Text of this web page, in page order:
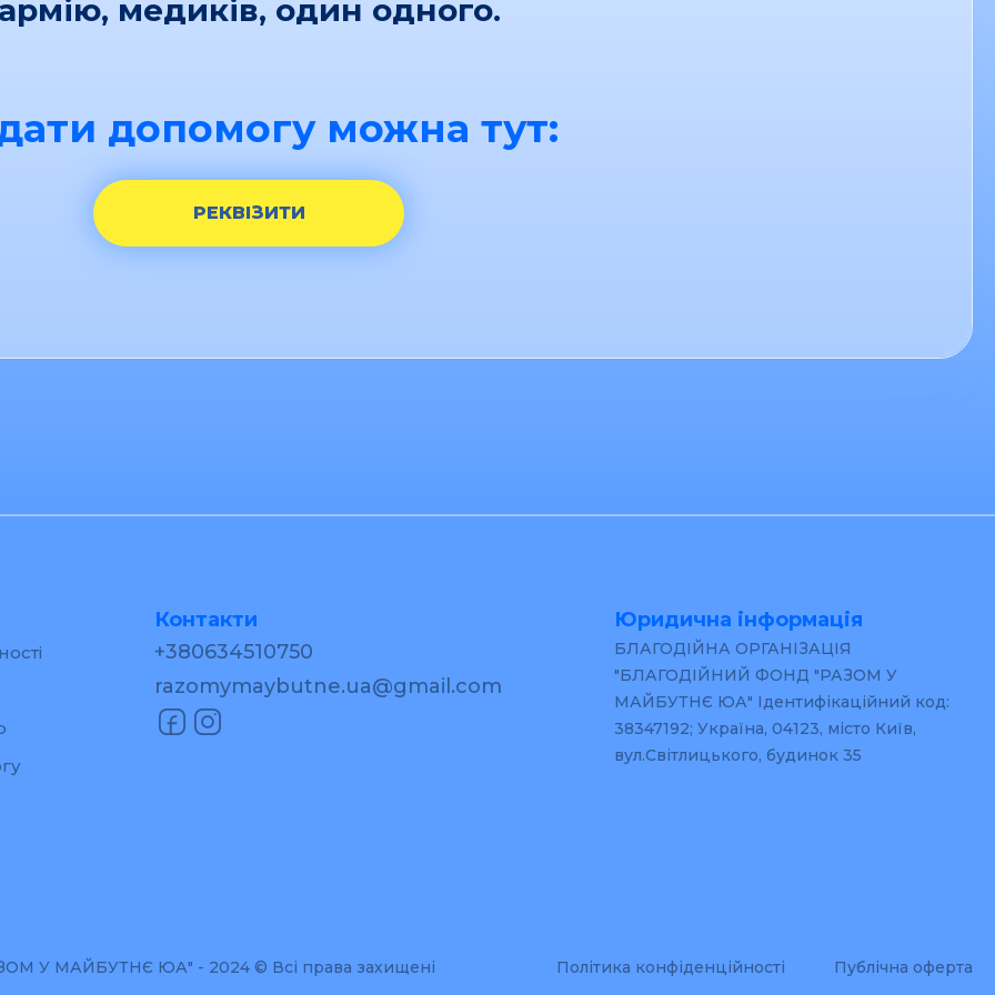
медиків, один одного.
допомогу можна тут:
РЕКВІЗИТИ
Контакти
+380634510750
razomymaybutne.ua@gmail.com
Юридична інформація
БЛАГОДІЙНА ОРГАНІЗАЦІЯ
"БЛАГОДІЙНИЙ ФОНД "РАЗОМ У
МАЙБУТНЄ ЮА" Ідентифікаційний код:
38347192; Україна, 04123, місто Київ,
вул.Світлицького, будинок 35
У МАЙБУТНЄ ЮА" - 2024 © Всі права захищені Політика конфіденційності Публічна оферта